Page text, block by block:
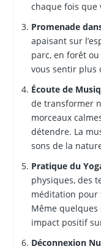
chaque fois que
Promenade
apaisant sur
parc, en forêt
vous sentir plus
Écoute de
de transformer
morceaux
détendre. La
sons de la
Pratique du
physiques, des
méditation pour
Même
impact positif
Déconnexion